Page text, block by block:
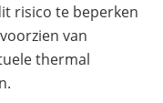
risico te beperken
van
thermal